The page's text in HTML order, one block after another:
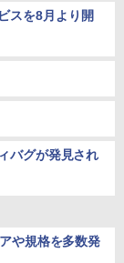
スを8月より開
バグが発見され
や規格を多数発